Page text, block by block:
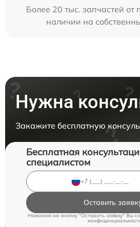
Более 20 тыс. запчастей от
наличии на
Нужна
Закажите бесплатную
Бесплатная
специалистом
Оставить
Нажимая на кнопку "Оставить заявку" Вы